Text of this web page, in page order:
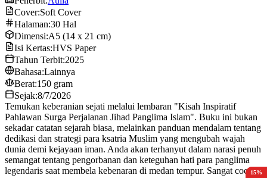
Cover:Soft Cover
Halaman:30 Hal
Dimensi:A5 (14 x 21 cm)
Isi Kertas:HVS Paper
Tahun Terbit:2025
Bahasa:Lainnya
Berat:150 gram
Sejak:8/7/2026
Temukan keberanian sejati melalui lembaran "Kisah Inspiratif
Pahlawan Surga Perjalanan Jihad Panglima Islam". Buku ini bukan
sekadar catatan sejarah biasa, melainkan panduan mendalam tentang
dedikasi dan strategi para ksatria Muslim yang mengubah wajah
dunia demi kejayaan iman. Anda akan terhanyut dalam narasi penuh
semangat tentang pengorbanan dan keteguhan hati para panglima
legendaris saat membela kebenaran di medan tempur. Sangat cocok15%
15%
15%
10%
15%